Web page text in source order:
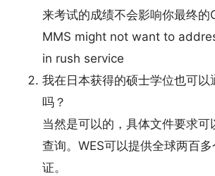
来考试的成绩不会影响你最终的
MMS might not want to
in rush service
我在日本获得的硕士学位也可以
吗？
当然是可以的，具体文件要求可
查询。WES可以提供全球两百
证。